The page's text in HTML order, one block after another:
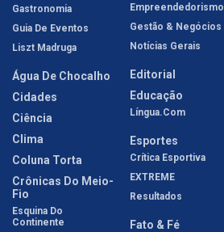
Gastronomia
Guia De Eventos
Liszt Madruga
Água De Chocalho
Cidades
Ciência
Clima
Coluna Torta
Crônicas Do Meio-
Fio
Esquina Do
Continente
Empreendedorismo
Gestão & Negócios
Notícias Gerais
Editorial
Educação
Língua.com
Esportes
Crítica Esportiva
EXTREME
Resultados
Fato & Fé